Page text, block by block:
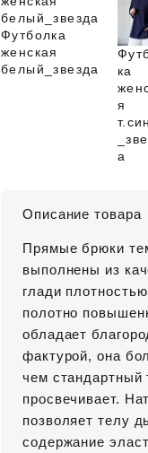
Футболка
женская
белый_звезда
ка
я
а
Описание товара
Прямые брюки
выполнены из
глади
полотно
обладает
фактурой, она
чем стандартный
просвечивает.
позволяет телу
содержание